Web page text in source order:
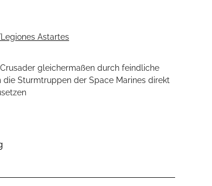
Astartes
gleichermaßen durch feindliche
Sturmtruppen der Space Marines direkt